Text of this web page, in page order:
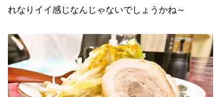
れなりイイ感じなんじゃないでしょうかね～